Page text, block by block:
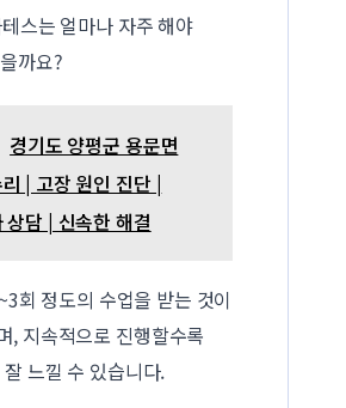
스는 얼마나 자주 해야
까요?
경기도 양평군 용문면
| 고장 원인 진단 |
상담 | 신속한 해결
회 정도의 수업을 받는 것이
, 지속적으로 진행할수록
느낄 수 있습니다.